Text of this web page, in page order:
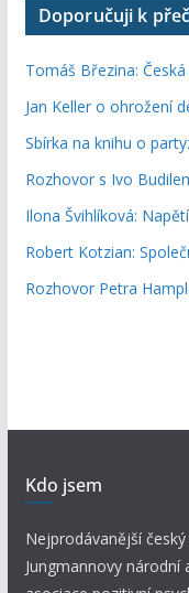
Doporučuji k
Tomáš Březina:
Jan Keller o ohrožení
Sbírka na knihu o
Rozhovor s Ivo
Ilona Švihlíková:
Robert Kotzian:
Rozhovor Petra
Kdo jsem
Nejprodávanější
Jungmannovy národní